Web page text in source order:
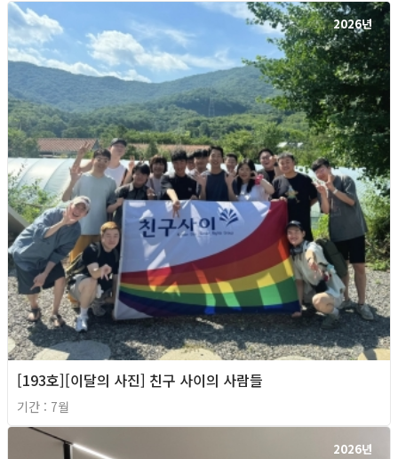
2026년
[193호][이달의 사진] 친구 사이의 사람들
기간 : 7월
2026년